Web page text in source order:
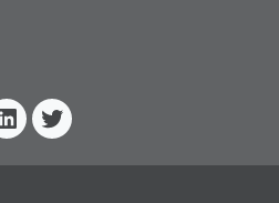
LinkedinTwitter